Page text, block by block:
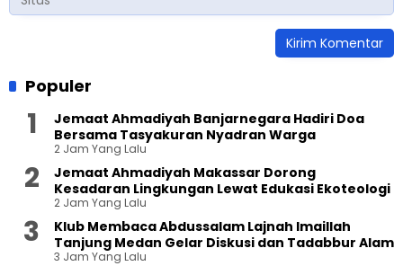
Populer
Jemaat Ahmadiyah Banjarnegara Hadiri Doa
Bersama Tasyakuran Nyadran Warga
2 Jam Yang Lalu
Jemaat Ahmadiyah Makassar Dorong
Kesadaran Lingkungan Lewat Edukasi Ekoteologi
2 Jam Yang Lalu
Klub Membaca Abdussalam Lajnah Imaillah
Tanjung Medan Gelar Diskusi dan Tadabbur Alam
3 Jam Yang Lalu